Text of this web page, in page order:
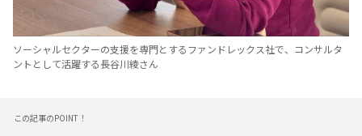
ソーシャルセクターの支援を専門とするファンドレックス社で、コンサルタ
ントとして活躍する長谷川綾さん
この記事のPOINT！